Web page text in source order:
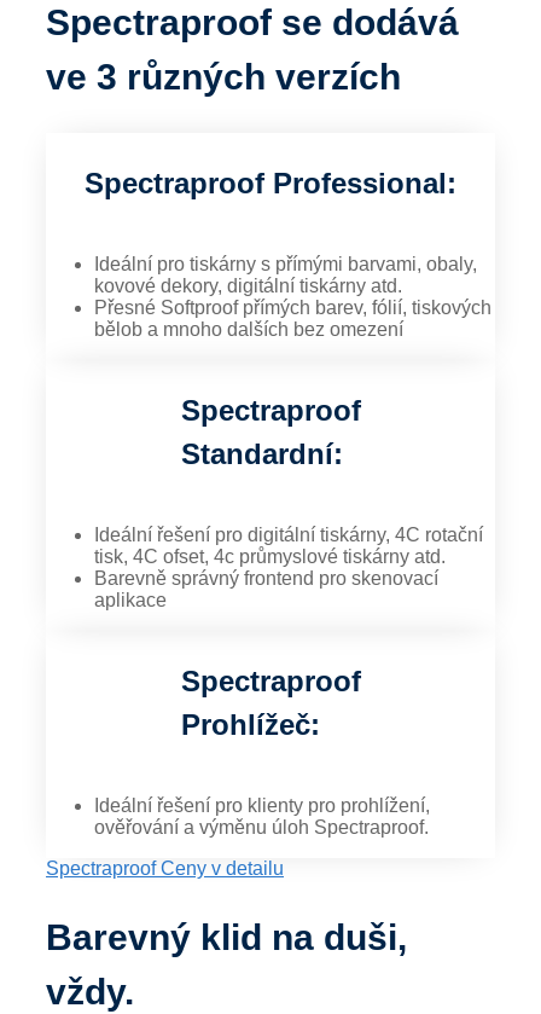
Spectraproof se dodává
ve 3 různých verzích
Spectraproof Professional:
Ideální pro tiskárny s přímými barvami, obaly,
kovové dekory, digitální tiskárny atd.
Přesné Softproof přímých barev, fólií, tiskových
bělob a mnoho dalších bez omezení
Spectraproof
Standardní:
Ideální řešení pro digitální tiskárny, 4C rotační
tisk, 4C ofset, 4c průmyslové tiskárny atd.
Barevně správný frontend pro skenovací
aplikace
Spectraproof
Prohlížeč:
Ideální řešení pro klienty pro prohlížení,
ověřování a výměnu úloh Spectraproof.
Spectraproof Ceny v detailu
Barevný klid na duši,
vždy.